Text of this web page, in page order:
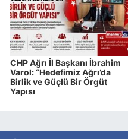
CHP Ağrı İl Başkanı İbrahim
Varol: “Hedefimiz Ağrı’da
Birlik ve Güçlü Bir Örgüt
Yapısı